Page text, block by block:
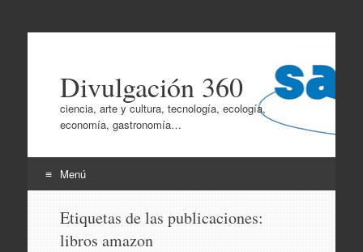
Divulgación 360
ciencia, arte y cultura, tecnología, ecología,
economía, gastronomía…
Menú
contenido
Etiquetas de las publicaciones:
libros amazon